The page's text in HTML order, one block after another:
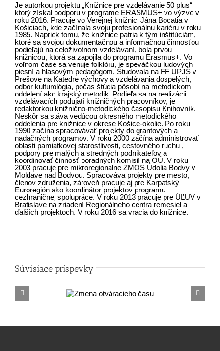
Je autorkou projektu „Knižnice pre vzdelávanie 50 plus“,
ktorý získal podporu v programe ERASMUS+ vo výzve v
roku 2016. Pracuje vo Verejnej knižnici Jána Bocatia v
Košiciach, kde začínala svoju profesionálnu kariéru v roku
1985. Napriek tomu, že knižnice patria k tým inštitúciám,
ktoré sa svojou dokumentačnou a informačnou činnosťou
podieľajú na celoživotnom vzdelávaní, bola prvou
knižnicou, ktorá sa zapojila do programu Erasmus+. Vo
voľnom čase sa venuje folklóru, je speváčkou ľudových
piesní a hlasovým pedagógom. Študovala na FF UPJŠ v
Prešove na Katedre výchovy a vzdelávania dospelých,
odbor kulturológia, počas štúdia pôsobí na metodickom
oddelení ako krajský metodik. Podieľa sa na realizácii
vzdelávacích podujatí knižničných pracovníkov, je
redaktorkou knižnično-metodického časopisu Knihovník.
Neskôr sa stáva vedúcou okresného metodického
oddelenia pre knižnice v okrese Košice-okolie. Po roku
1990 začína spracovávať projekty do grantových a
nadačných programov. V roku 2000 začína administrovať
oblasti pamiatkovej starostlivosti, cestovného ruchu ,
podpory pre malých a stredných podnikateľov a
koordinovať činnosť poradných komisií na OÚ. V roku
2003 pracuje pre mikroregionálne ZMOS Údolia Bodvy v
Moldave nad Bodvou. Spracováva projekty pre mesto,
členov združenia, zároveň pracuje aj pre Karpatský
Euroregión ako koordinátor projektov programu
cezhraničnej spolupráce. V roku 2013 pracuje pre ÚĽUV v
Bratislave na zriadení Regionálneho centra remesiel a
ďalších projektoch. V roku 2016 sa vracia do knižnice.
Súvisiace príspevky
Zmena